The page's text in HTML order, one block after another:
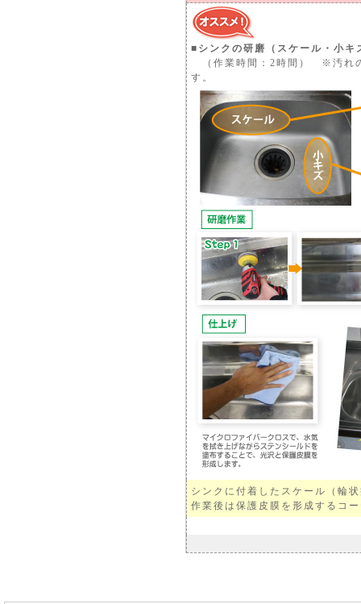
■シンクの研磨（スケール・小キ
（作業時間：2時間） ※汚れの
す。
シンクに付着したスケール（輪
作業後は保護皮膜を形成するコ